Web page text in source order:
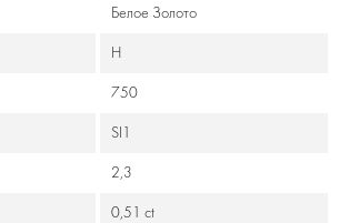
Белое Золото
H
750
SI1
2,3
0,51 ct